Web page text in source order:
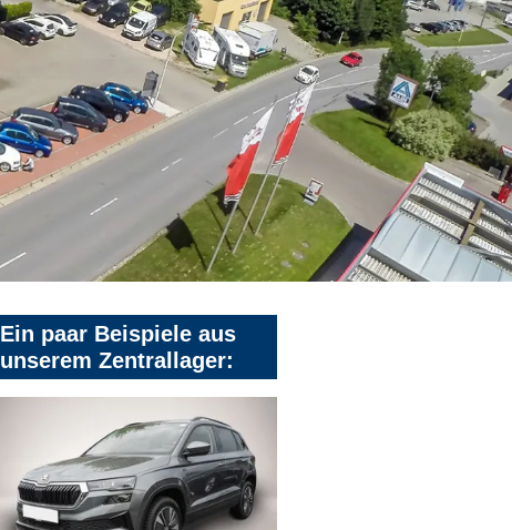
Ein paar Beispiele aus
unserem Zentrallager: